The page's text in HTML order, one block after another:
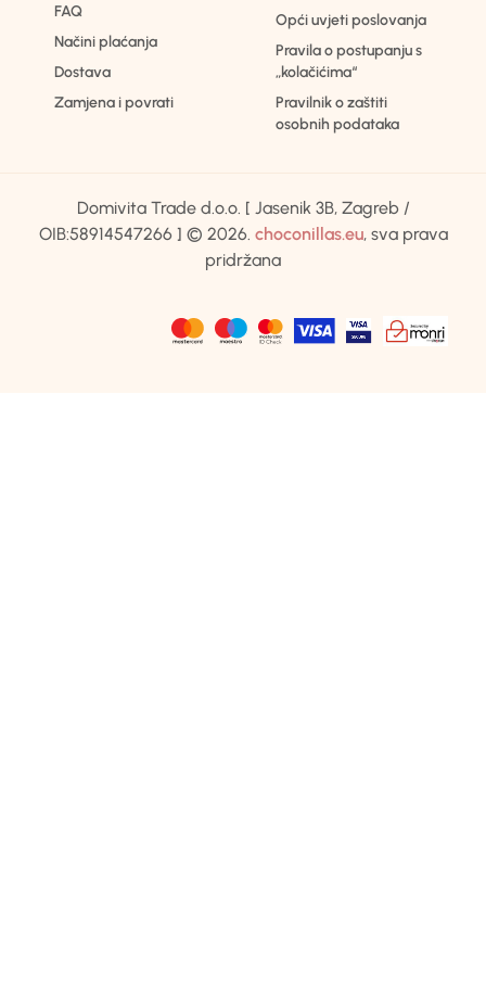
FAQ
Načini plaćanja
Dostava
Zamjena i povrati
Opći uvjeti poslovanja
Pravila o postupanju s
„kolačićima“
Pravilnik o zaštiti
osobnih podataka
Domivita Trade d.o.o. [ Jasenik 3B, Zagreb /
OIB:58914547266 ] © 2026. choconillas.eu, sva prava
pridržana